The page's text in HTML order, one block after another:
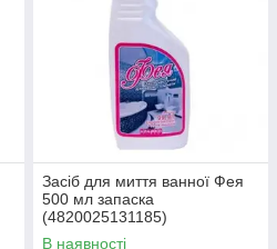
Засіб для миття ванної Фея
500 мл запаска
(4820025131185)
В наявності